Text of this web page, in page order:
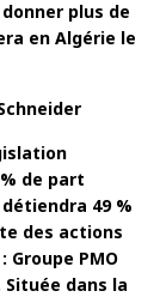
plus de
en Algérie le
de part
49 %
des actions
PMO
Située dans la